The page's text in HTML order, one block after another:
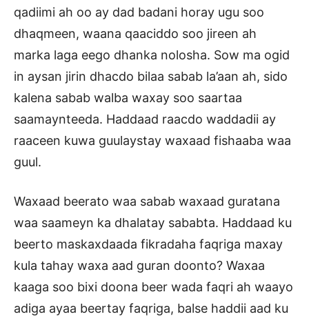
qadiimi ah oo ay dad badani horay ugu soo
dhaqmeen, waana qaaciddo soo jireen ah
marka laga eego dhanka nolosha. Sow ma ogid
in aysan jirin dhacdo bilaa sabab la’aan ah, sido
kalena sabab walba waxay soo saartaa
saamaynteeda. Haddaad raacdo waddadii ay
raaceen kuwa guulaystay waxaad fishaaba waa
guul.
Waxaad beerato waa sabab waxaad guratana
waa saameyn ka dhalatay sababta. Haddaad ku
beerto maskaxdaada fikradaha faqriga maxay
kula tahay waxa aad guran doonto? Waxaa
kaaga soo bixi doona beer wada faqri ah waayo
adiga ayaa beertay faqriga, balse haddii aad ku